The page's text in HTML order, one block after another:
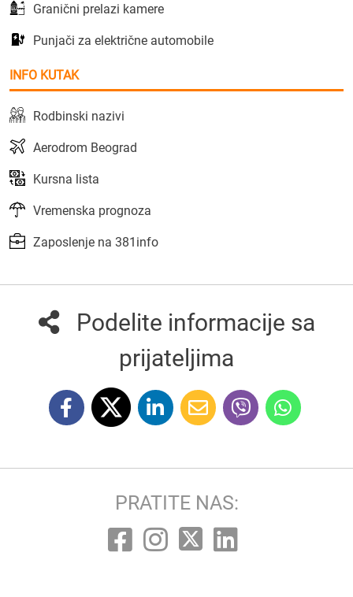
Granični prelazi kamere
Punjači za električne automobile
INFO KUTAK
Rodbinski nazivi
Aerodrom Beograd
Kursna lista
Vremenska prognoza
Zaposlenje na 381info
Podelite informacije sa
prijateljima
PRATITE NAS: